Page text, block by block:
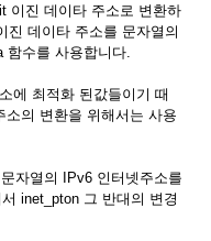
이진 데이타 주소로 변환하
진 데이타 주소를 문자열의
함수를 사용합니다.
에 최적화 된값들이기 때
의 변환을 위해서는 사용
자열의 IPv6 인터넷주소를
inet_pton 그 반대의 변경